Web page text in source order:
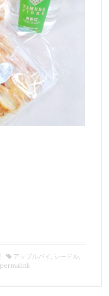
アップルパイ , シードル,
permalink